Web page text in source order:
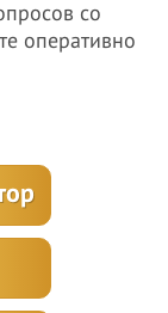
со
оперативно